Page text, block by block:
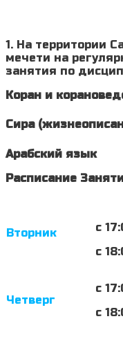
1. На территории
мечети на
занятия по
Коран и
Арабский язык
Расписание
Вторник
с
с
Четверг
с
с